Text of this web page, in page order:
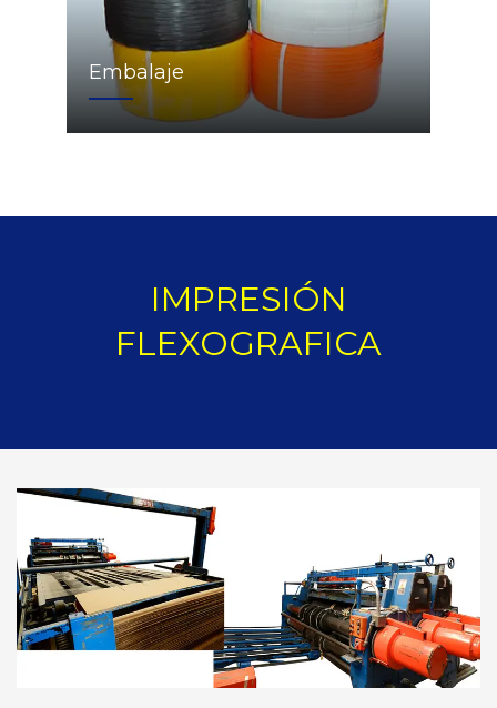
Embalaje
IMPRESIÓN
FLEXOGRAFICA